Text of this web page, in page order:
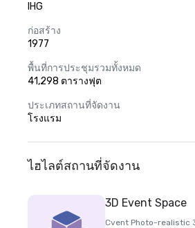
IHG
ก่อสร้าง
1977
พื้นที่การประชุมรวมทั้งหมด
41,298 ตารางฟุต
ประเภทสถานที่จัดงาน
โรงแรม
ไฮไลต์สถานที่จัดงาน
3D Event Space
Cvent Photo-realistic